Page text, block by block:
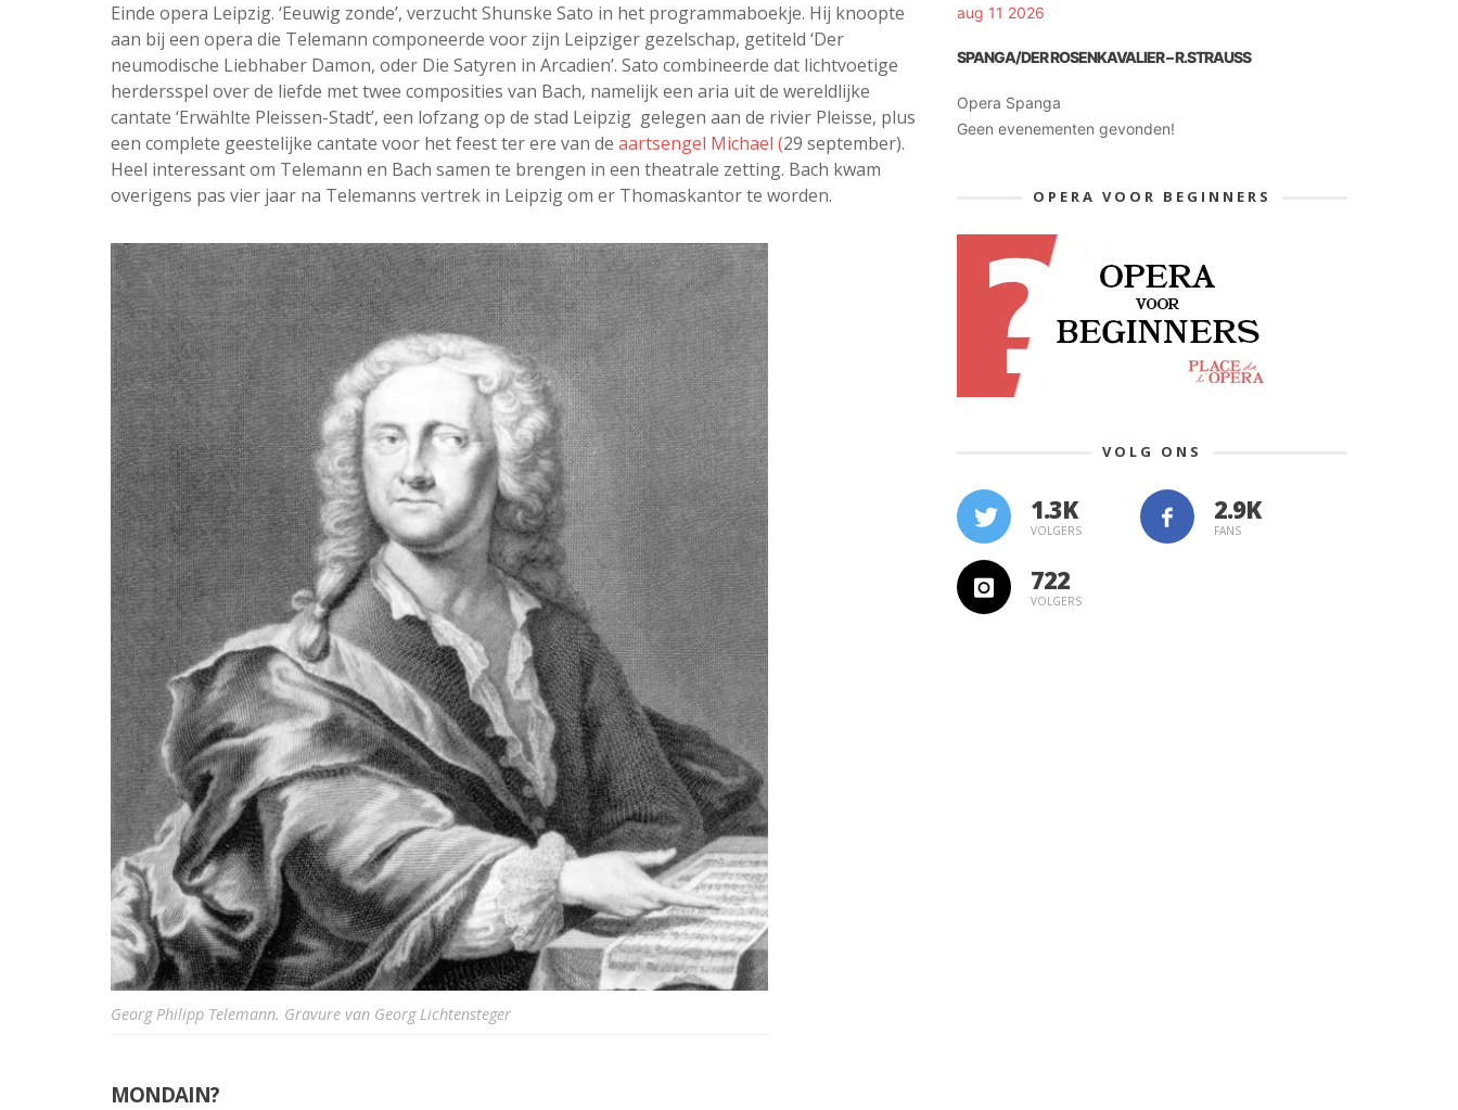
Einde opera Leipzig. ‘Eeuwig zonde’, verzucht Shunske Sato in het programmaboekje. Hij knoopte
aan bij een opera die Telemann componeerde voor zijn Leipziger gezelschap, getiteld ‘Der
neumodische Liebhaber Damon, oder Die Satyren in Arcadien’. Sato combineerde dat lichtvoetige
herdersspel over de liefde met twee composities van Bach, namelijk een aria uit de wereldlijke
cantate ‘Erwählte Pleissen-Stadt’, een lofzang op de stad Leipzig gelegen aan de rivier Pleisse, plus
een complete geestelijke cantate voor het feest ter ere van de aartsengel Michael (29 september).
Heel interessant om Telemann en Bach samen te brengen in een theatrale zetting. Bach kwam
overigens pas vier jaar na Telemanns vertrek in Leipzig om er Thomaskantor te worden.
Georg Philipp Telemann. Gravure van Georg Lichtensteger
MONDAIN?
aug 11 2026
SPANGA/DER ROSENKAVALIER – R.STRAUSS
Opera Spanga
Geen evenementen gevonden!
OPERA VOOR BEGINNERS
VOLG ONS
1.3K
VOLGERS FANS
722
VOLGERS